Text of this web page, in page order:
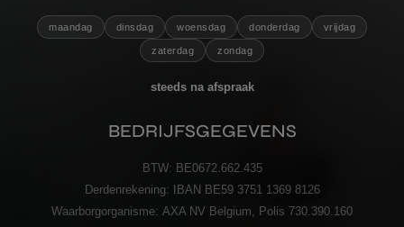
VERZENDEN
maandag dinsdag woensdag donderdag vrijdag
zaterdag zondag
steeds na afspraak
BEDRIJFSGEGEVENS
BTW: BE0672.662.435
Derdenrekening:
IBAN BE59 3751 1369 8126
Waarborgorganisme: AXA NV Belgium, Polis 730.390.160